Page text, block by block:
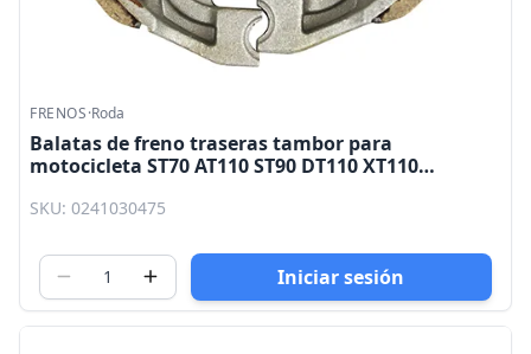
FRENOS·Roda
Balatas de freno traseras tambor para
motocicleta ST70 AT110 ST90 DT110 XT110
ATV150 Roda
SKU: 0241030475
Iniciar sesión